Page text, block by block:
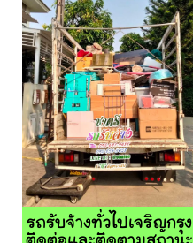
รถรับจ้างทั่วไปเจริญกรุง